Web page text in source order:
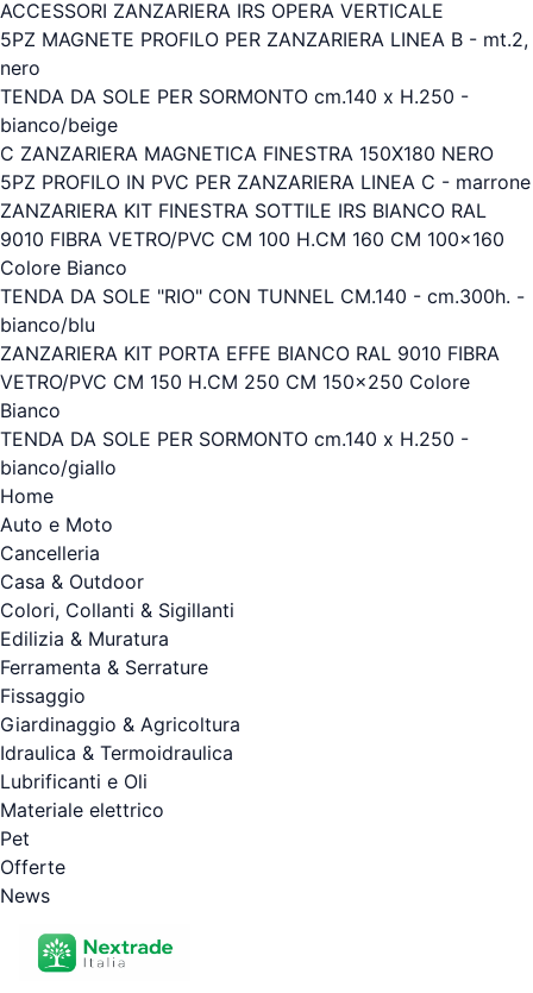
ACCESSORI ZANZARIERA IRS OPERA VERTICALE
5PZ MAGNETE PROFILO PER ZANZARIERA LINEA B - mt.2,
nero
TENDA DA SOLE PER SORMONTO cm.140 x H.250 -
bianco/beige
C ZANZARIERA MAGNETICA FINESTRA 150X180 NERO
5PZ PROFILO IN PVC PER ZANZARIERA LINEA C - marrone
ZANZARIERA KIT FINESTRA SOTTILE IRS BIANCO RAL
9010 FIBRA VETRO/PVC CM 100 H.CM 160 CM 100x160
Colore Bianco
TENDA DA SOLE "RIO" CON TUNNEL CM.140 - cm.300h. -
bianco/blu
ZANZARIERA KIT PORTA EFFE BIANCO RAL 9010 FIBRA
VETRO/PVC CM 150 H.CM 250 CM 150x250 Colore
Bianco
TENDA DA SOLE PER SORMONTO cm.140 x H.250 -
bianco/giallo
Home
Auto e Moto
Cancelleria
Casa & Outdoor
Colori, Collanti & Sigillanti
Edilizia & Muratura
Ferramenta & Serrature
Fissaggio
Giardinaggio & Agricoltura
Idraulica & Termoidraulica
Lubrificanti e Oli
Materiale elettrico
Pet
Offerte
News